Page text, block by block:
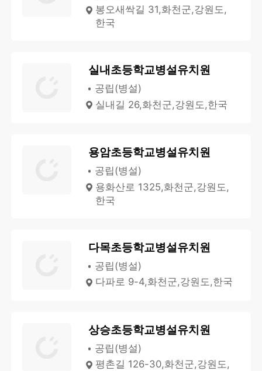
봉오새싹길 31,화천군,강원도,
한국
실내초등학교병설유치원
공립(병설)
실내길 26,화천군,강원도,한국
용암초등학교병설유치원
공립(병설)
용화산로 1325,화천군,강원도,
한국
다목초등학교병설유치원
공립(병설)
다파로 9-4,화천군,강원도,한국
상승초등학교병설유치원
공립(병설)
평촌길 126-30,화천군,강원도,